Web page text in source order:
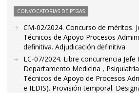
CONVOCATORIAS DE PTGAS
CM-02/2024. Concurso de méritos.
Técnicos de Apoyo Procesos
definitiva. Adjudicación definitiva
LC-07/2024. Libre concurrencia Jefe
Departamento Medicina ,
Técnicos de Apoyo de Procesos
e IEDIS). Provisión temporal.